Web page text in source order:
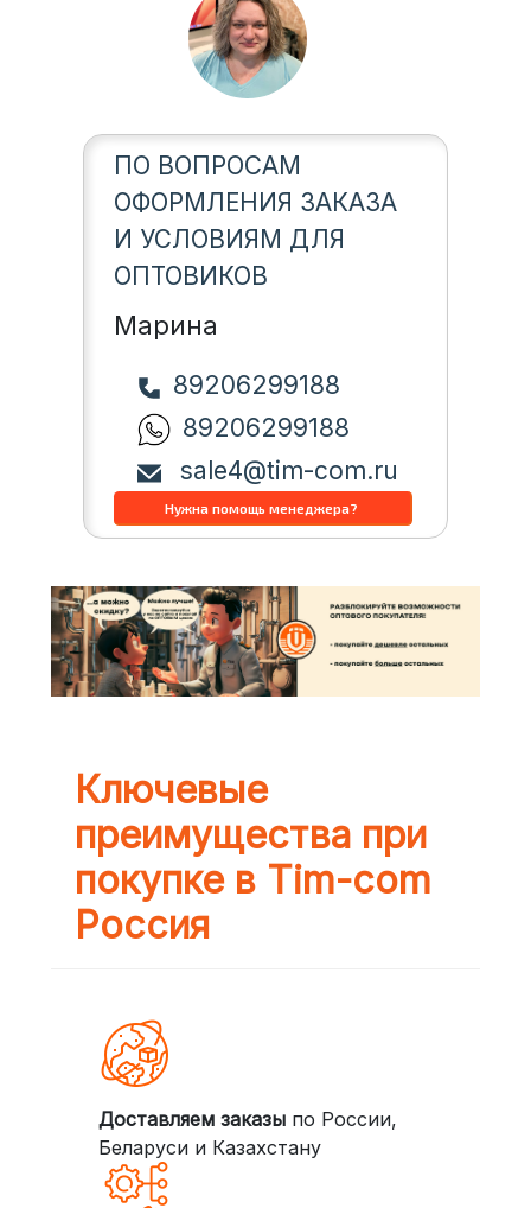
ПО ВОПРОСАМ
ОФОРМЛЕНИЯ ЗАКАЗА
И УСЛОВИЯМ ДЛЯ
ОПТОВИКОВ
Марина
89206299188
89206299188
sale4@tim-com.ru
Ключевые
преимущества при
покупке в Tim-com
Россия
Доставляем заказыпо России,
Беларуси и Казахстану